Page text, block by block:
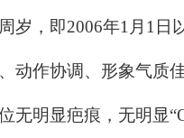
岁，即2006年1月1日
动作协调、形象气质
无明显疤痕，无明显